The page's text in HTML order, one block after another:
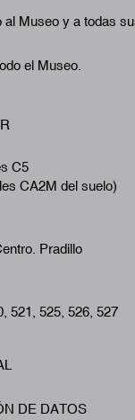
Museo y a todas
el Museo.
C5
CA2M del suelo)
Pradillo
521, 525, 526, 527
DE DATOS